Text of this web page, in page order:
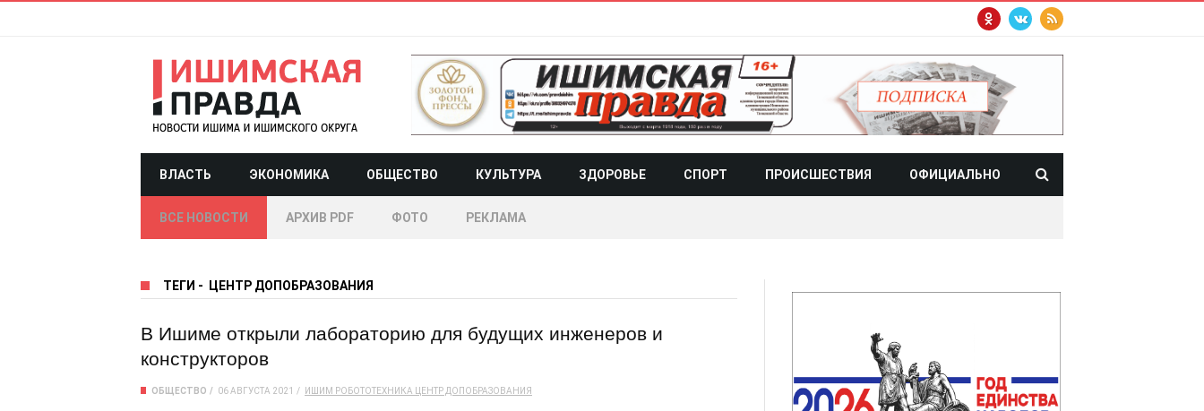
ВЛАСТЬ ЭКОНОМИКА ОБЩЕСТВО КУЛЬТУРА ЗДОРОВЬЕ СПОРТ ПРОИСШЕСТВИЯ ОФИЦИАЛЬНО
ВСЕ НОВОСТИ АРХИВ PDF ФОТО РЕКЛАМА
ТЕГИ - ЦЕНТР ДОПОБРАЗОВАНИЯ
В Ишиме открыли лабораторию для будущих инженеров и
конструкторов
ОБЩЕСТВО 06 АВГУСТА 2021 ИШИМ РОБОТОТЕХНИКА ЦЕНТР ДОПОБРАЗОВАНИЯ